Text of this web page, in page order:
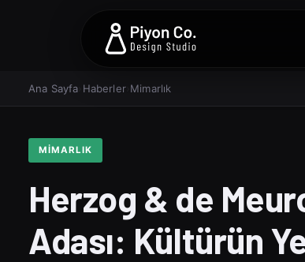
Ana Sayfa Haberler› Mimarlık
MIMARLIK
Herzog & de
Adası: Kültürün